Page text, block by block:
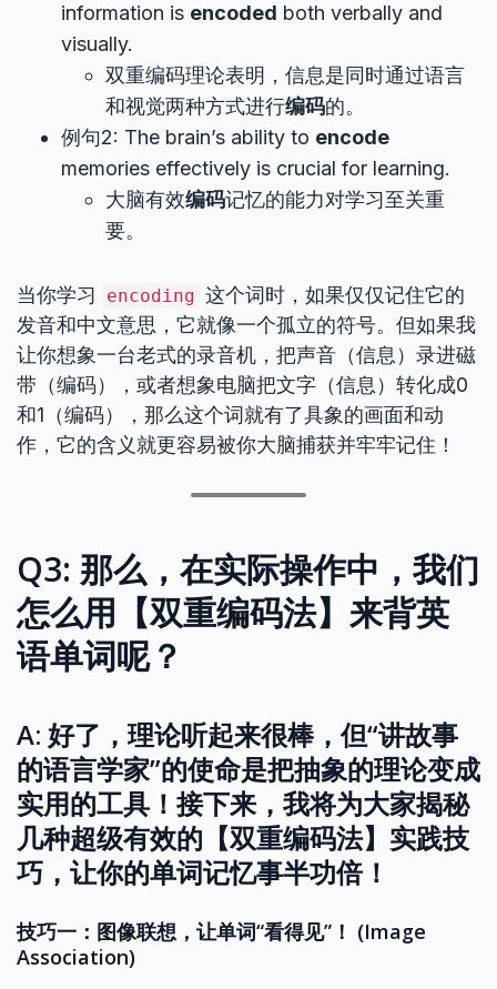
information is encoded both verbally and
visually.
双重编码理论表明，信息是同时通过语言
和视觉两种方式进行编码的。
例句2: The brain’s ability to encode
memories effectively is crucial for learning.
大脑有效编码记忆的能力对学习至关重
要。
当你学习 encoding 这个词时，如果仅仅记住它的
发音和中文意思，它就像一个孤立的符号。但如果我
让你想象一台老式的录音机，把声音（信息）录进磁
带（编码），或者想象电脑把文字（信息）转化成0
和1（编码），那么这个词就有了具象的画面和动
作，它的含义就更容易被你大脑捕获并牢牢记住！
Q3: 那么，在实际操作中，我们
怎么用【双重编码法】来背英
语单词呢？
A: 好了，理论听起来很棒，但“讲故事
的语言学家”的使命是把抽象的理论变成
实用的工具！接下来，我将为大家揭秘
几种超级有效的【双重编码法】实践技
巧，让你的单词记忆事半功倍！
技巧一：图像联想，让单词“看得见”！ (Image
Association)